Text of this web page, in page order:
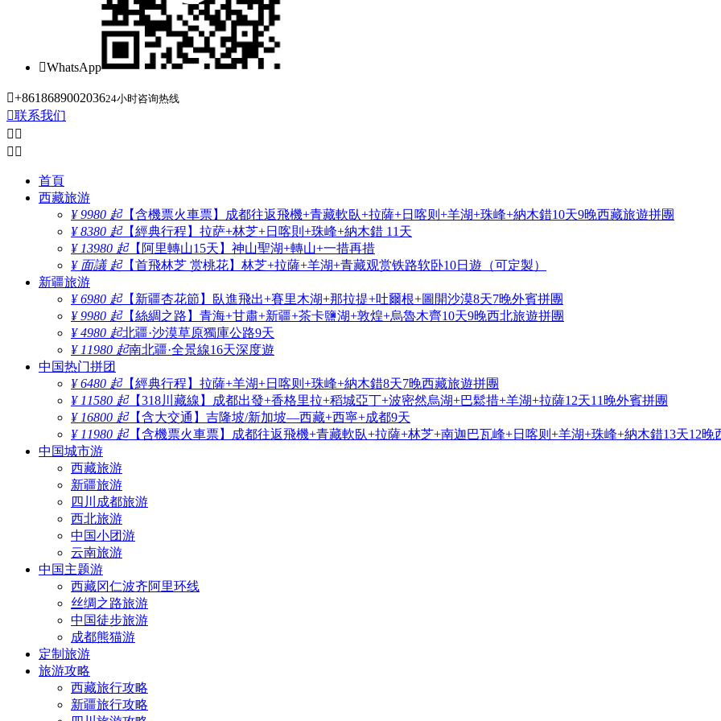
WhatsApp
+861868900203624小时咨询热线
联系我们
 
 
首頁
西藏旅游
¥ 9980 起【含機票火車票】成都往返飛機+青藏軟臥+拉薩+日喀则+羊湖+珠峰+納木錯10天9晚西藏旅遊拼團
¥ 8380 起【經典行程】拉萨+林芝+日喀則+珠峰+納木錯 11天
¥ 13980 起【阿里轉山15天】神山聖湖+轉山+一措再措
¥ 面議 起【首飛林芝 赏桃花】林芝+拉薩+羊湖+青藏观赏铁路软卧10日遊（可定製）
新疆旅游
¥ 6980 起【新疆杏花節】臥進飛出+賽里木湖+那拉提+吐爾根+圖開沙漠8天7晚外賓拼團
¥ 9980 起【絲綢之路】青海+甘肅+新疆+茶卡鹽湖+敦煌+烏魯木齊10天9晚西北旅遊拼團
¥ 4980 起北疆·沙漠草原獨庫公路9天
¥ 11980 起南北疆·全景線16天深度遊
中国热门拼团
¥ 6480 起【經典行程】拉薩+羊湖+日喀则+珠峰+納木錯8天7晚西藏旅遊拼團
¥ 11580 起【318川藏線】成都出發+香格里拉+稻城亞丁+波密然烏湖+巴鬆措+羊湖+拉薩12天11晚外賓拼團
¥ 16800 起【含大交通】吉隆坡/新加坡—西藏+西寧+成都9天
¥ 11980 起【含機票火車票】成都往返飛機+青藏軟臥+拉薩+林芝+南迦巴瓦峰+日喀则+羊湖+珠峰+納木錯13天12晚
中国城市游
西藏旅游
新疆旅游
四川成都旅游
西北旅游
中国小团游
云南旅游
中国主题游
西藏冈仁波齐阿里环线
丝绸之路旅游
中国徒步旅游
成都熊猫游
定制旅游
旅游攻略
西藏旅行攻略
新疆旅行攻略